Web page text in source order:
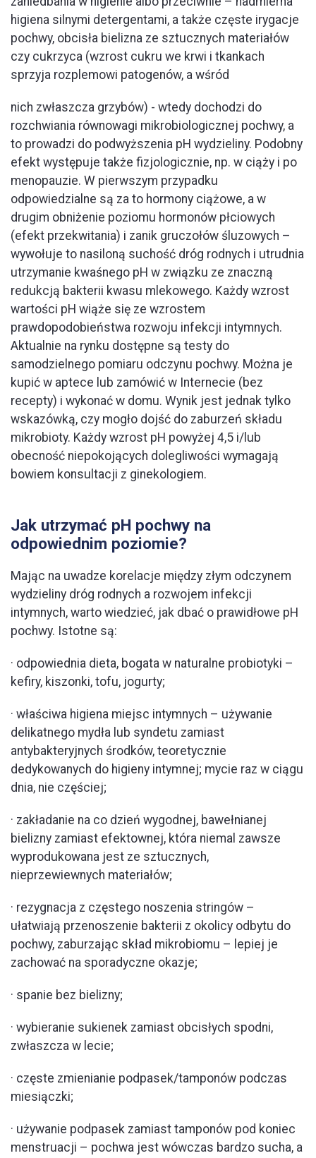
higiena silnymi detergentami, a także częste irygacje
pochwy, obcisła bielizna ze sztucznych materiałów
czy cukrzyca (wzrost cukru we krwi i tkankach
sprzyja rozplemowi patogenów, a wśród
nich zwłaszcza grzybów) - wtedy dochodzi do
rozchwiania równowagi mikrobiologicznej pochwy, a
to prowadzi do podwyższenia pH wydzieliny. Podobny
efekt występuje także fizjologicznie, np. w ciąży i po
menopauzie. W pierwszym przypadku
odpowiedzialne są za to hormony ciążowe, a w
drugim obniżenie poziomu hormonów płciowych
(efekt przekwitania) i zanik gruczołów śluzowych –
wywołuje to nasiloną suchość dróg rodnych i utrudnia
utrzymanie kwaśnego pH w związku ze znaczną
redukcją bakterii kwasu mlekowego. Każdy wzrost
wartości pH wiąże się ze wzrostem
prawdopodobieństwa rozwoju infekcji intymnych.
Aktualnie na rynku dostępne są testy do
samodzielnego pomiaru odczynu pochwy. Można je
kupić w aptece lub zamówić w Internecie (bez
recepty) i wykonać w domu. Wynik jest jednak tylko
wskazówką, czy mogło dojść do zaburzeń składu
mikrobioty. Każdy wzrost pH powyżej 4,5 i/lub
obecność niepokojących dolegliwości wymagają
bowiem konsultacji z ginekologiem.
Jak utrzymać pH pochwy na
odpowiednim poziomie?
Mając na uwadze korelacje między złym odczynem
wydzieliny dróg rodnych a rozwojem infekcji
intymnych, warto wiedzieć, jak dbać o prawidłowe pH
pochwy. Istotne są:
· odpowiednia dieta, bogata w naturalne probiotyki –
kefiry, kiszonki, tofu, jogurty;
· właściwa higiena miejsc intymnych – używanie
delikatnego mydła lub syndetu zamiast
antybakteryjnych środków, teoretycznie
dedykowanych do higieny intymnej; mycie raz w ciągu
dnia, nie częściej;
· zakładanie na co dzień wygodnej, bawełnianej
bielizny zamiast efektownej, która niemal zawsze
wyprodukowana jest ze sztucznych,
nieprzewiewnych materiałów;
· rezygnacja z częstego noszenia stringów –
ułatwiają przenoszenie bakterii z okolicy odbytu do
pochwy, zaburzając skład mikrobiomu – lepiej je
zachować na sporadyczne okazje;
· spanie bez bielizny;
· wybieranie sukienek zamiast obcisłych spodni,
zwłaszcza w lecie;
· częste zmienianie podpasek/tamponów podczas
miesiączki;
· używanie podpasek zamiast tamponów pod koniec
menstruacji – pochwa jest wówczas bardzo sucha, a